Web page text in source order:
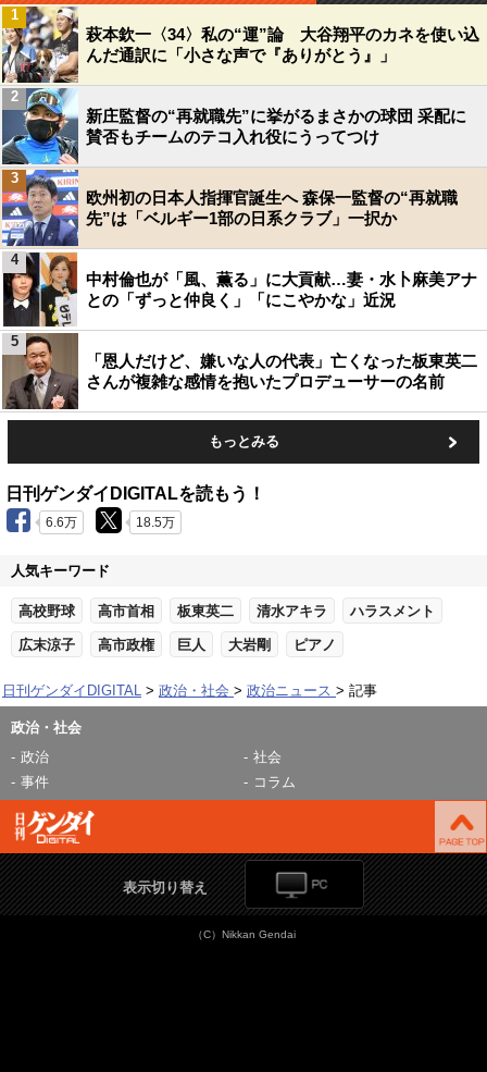
萩本欽一〈34〉私の“運”論 大谷翔平のカネを使い込
んだ通訳に「小さな声で『ありがとう』」
1
新庄監督の“再就職先”に挙がるまさかの球団 采配に
賛否もチームのテコ入れ役にうってつけ
2
欧州初の日本人指揮官誕生へ 森保一監督の“再就職
先”は「ベルギー1部の日系クラブ」一択か
3
中村倫也が「風、薫る」に大貢献…妻・水卜麻美アナ
との「ずっと仲良く」「にこやかな」近況
4
「恩人だけど、嫌いな人の代表」亡くなった板東英二
さんが複雑な感情を抱いたプロデューサーの名前
5
もっとみる
日刊ゲンダイDIGITALを読もう！
6.6万 18.5万
人気キーワード
高校野球 高市首相 板東英二 清水アキラ ハラスメント
広末涼子 高市政権 巨人 大岩剛 ピアノ
日刊ゲンダイDIGITAL 政治・社会 政治ニュース 記事
政治・社会
政治
社会
事件
コラム
表示切り替え
（C）Nikkan Gendai